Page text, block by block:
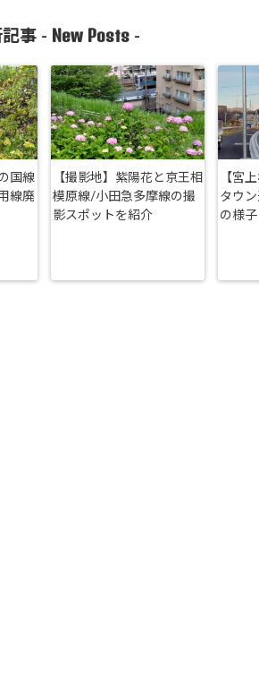
事 - New Posts -
国線
線廃
【撮影地】紫陽花と京王相
模原線/小田急多摩線の撮
影スポットを紹介
【宮
タウ
の様